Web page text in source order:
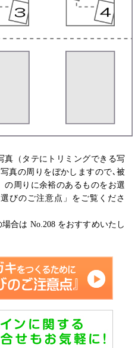
真（タテにトリミングできる写
真の周りをぼかしますので､被
の周りに余裕のあるものをお選
選びのご注意点」 をご覧くださ
合は No.208 をおすすめいたし